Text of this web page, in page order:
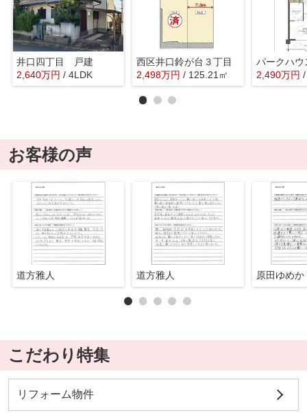
井口四丁目 戸建
2,640万円 / 4LDK
西区井口鈴が台３丁目
2,498万円 / 125.21㎡ 2,490万円
お客様の声
道方雅人 道方雅人 原田ゆめか
こだわり特集
リフォーム物件